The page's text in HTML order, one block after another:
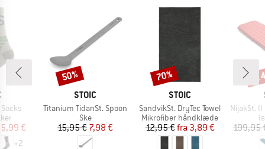
pris
5,99 €
+2
MÆRKE
STOIC
Artikel
Titanium TidanSt. Spoon
Produktgruppe
Ske
Pris
15,95 €Nedsat pris
7,98 €
Rabat
50%
MÆRKE
STOIC
Artikel
SandvikSt. DryTec Towel
Produktgruppe
Mikrofiber håndklæde
Pris
12,95 € Nedsat pris
fra 3,89 €
Rabat
70%
Artikel
NijakSt. II
199,95